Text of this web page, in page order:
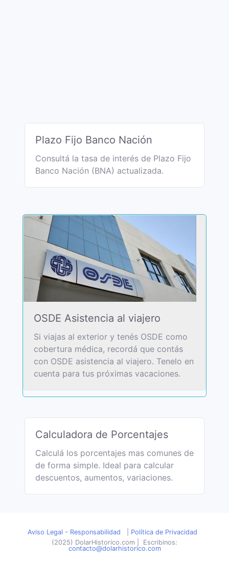
Plazo Fijo Banco Nación
Consultá la tasa de interés de Plazo Fijo
Banco Nación (BNA) actualizada.
OSDE Asistencia al viajero
Si viajas al exterior y tenés OSDE como
cobertura médica, recordá que contás
con OSDE asistencia al viajero. Tenelo en
cuenta para tus próximas vacaciones.
Calculadora de Porcentajes
Calculá los porcentajes mas comunes de
de forma simple. Ideal para calcular
descuentos, aumentos, variaciones.
Aviso Legal - Responsabilidad
Política de Privacidad
(2025) DolarHistorico.com
Escribinos:
contacto@dolarhistorico.com